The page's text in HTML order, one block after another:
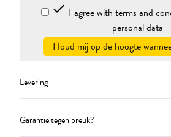
 I agree with terms and
personal data
Houd mij op de hoogte
Levering
Garantie tegen breuk?